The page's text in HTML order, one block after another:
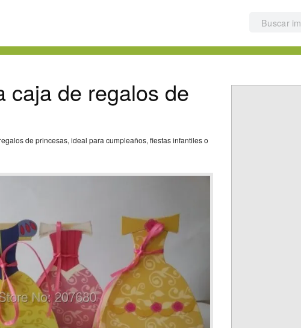
caja de regalos de
de princesas, ideal para cumpleaños, fiestas infantiles o